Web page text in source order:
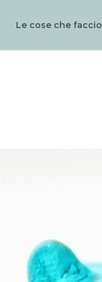
Le cose che faccio